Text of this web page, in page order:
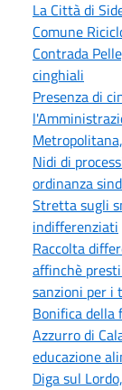
La Città di
Comune
Contrada
cinghiali
Presenza di
Nidi di
ordinanza
Stretta sugli
indifferenziati
Raccolta
affinchè
sanzioni per i
Bonifica della
Azzurro di
educazione
Diga sul